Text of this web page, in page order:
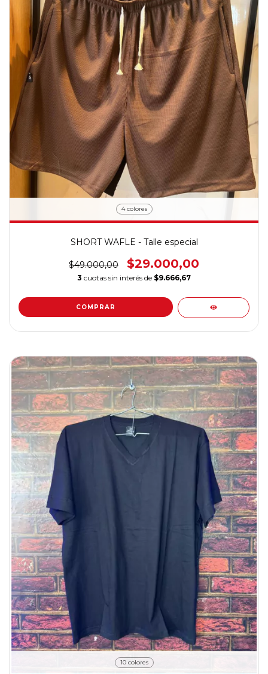
4 colores
SHORT WAFLE - Talle especial
$49.000,00 $29.000,00
3 cuotas sin interés de $9.666,67
COMPRAR
10 colores